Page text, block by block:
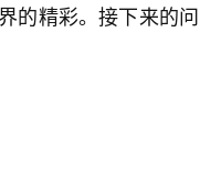
的精彩。接下来的问